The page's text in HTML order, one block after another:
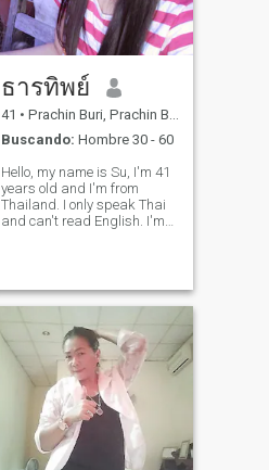
ธารทิพย์
41 • Prachin Buri, Prachin Buri, Tailandia
Buscando: Hombre 30 - 60
Hello, my name is Su, I'm 41
years old and I'm from
Thailand. I only speak Thai
and can't read English. I'm